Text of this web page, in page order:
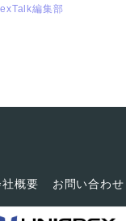
編集部
社概要 お問い合わせ